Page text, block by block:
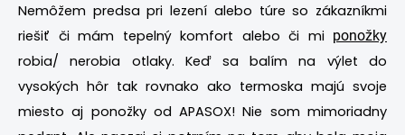
Nemôžem predsa pri lezení alebo túre so zákazníkmi
riešiť či mám tepelný komfort alebo či mi ponožky
robia/ nerobia otlaky. Keď sa balím na výlet do
vysokých hôr tak rovnako ako termoska majú svoje
miesto aj ponožky od APASOX! Nie som mimoriadny